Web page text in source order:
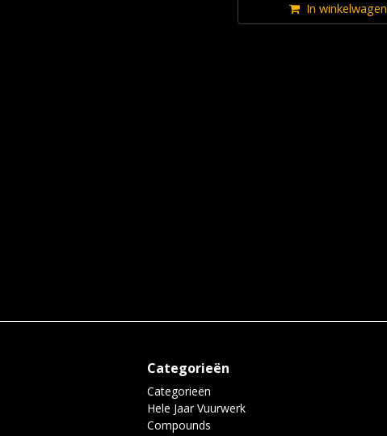
In winkelwagen
Categorieën
Categorieën
Hele Jaar Vuurwerk
Compounds